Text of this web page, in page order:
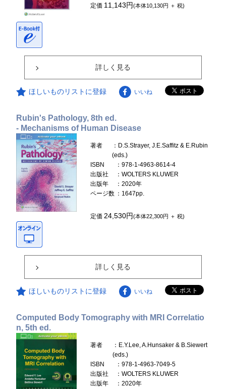
定価 11,143円(本体10,130円 ＋ 税)
詳しく見る
ほしいものリストに登録 いいね
Rubin's Pathology, 8th ed.
- Mechanisms of Human Disease
著者
：D.S.Strayer, J.E.Saffitz & E.Rubin
(eds.)
ISBN
：978-1-4963-8614-4
出版社
：WOLTERS KLUWER
出版年
：2020年
ページ数 ：1647pp.
定価24,530円(本体22,300円 ＋ 税)
詳しく見る
ほしいものリストに登録 いいね
Computed Body Tomography with MRI Correlatio
n, 5th ed.
著者
：E.Y.Lee, A.Hunsaker & B.Siewert
(eds.)
ISBN
：978-1-4963-7049-5
出版社
：WOLTERS KLUWER
出版年
：2020年